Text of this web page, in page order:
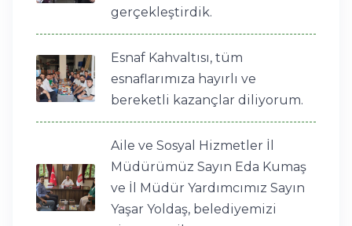
gerçekleştirdik.
Esnaf Kahvaltısı, tüm
esnaflarımıza hayırlı ve
bereketli kazançlar diliyorum.
Aile ve Sosyal Hizmetler İl
Müdürümüz Sayın Eda Kumaş
ve İl Müdür Yardımcımız Sayın
Yaşar Yoldaş, belediyemizi